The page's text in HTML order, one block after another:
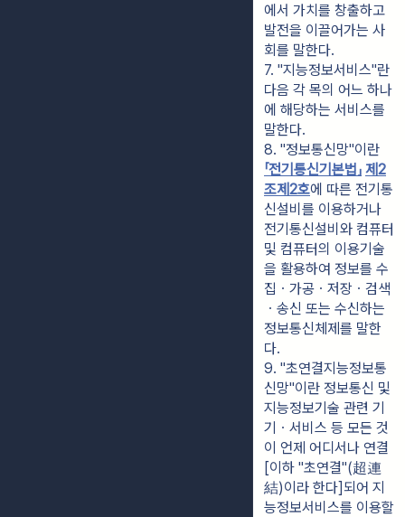
에서 가치를 창출하고
발전을 이끌어가는 사
회를 말한다.
7. "지능정보서비스"란
다음 각 목의 어느 하나
에 해당하는 서비스를
말한다.
「전기통신기본법」 제2
조제2호에 따른 전기통
신설비를 이용하거나
전기통신설비와 컴퓨터
및 컴퓨터의 이용기술
을 활용하여 정보를 수
집ㆍ가공ㆍ저장ㆍ검색
ㆍ송신 또는 수신하는
정보통신체제를 말한
다.
9. "초연결지능정보통
신망"이란 정보통신 및
지능정보기술 관련 기
기ㆍ서비스 등 모든 것
이 언제 어디서나 연결
[이하 "초연결"(超連
結)이라 한다]되어 지
능정보서비스를 이용할